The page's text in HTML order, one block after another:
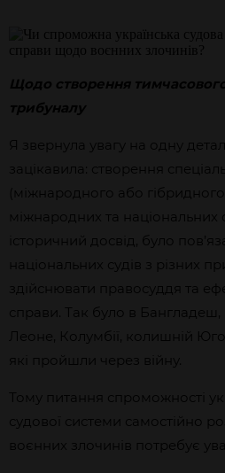
Щодо створення
трибуналу
Я звернула увагу на одну
зацікавила: створення
(міжнародного або
міжнародних та національних
історичний досвід, було
національних судів з різних
здійснювати правосуддя та
справи. Так було в Бангладеш,
Леоне, Колумбії, колишній
які пройшли через війну.
Тому питання спроможності
судової системи самостійно
воєнних злочинів потребує